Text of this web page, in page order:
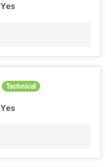
Yes
Technical
Yes